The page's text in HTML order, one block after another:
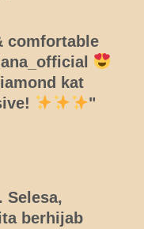
comfortable
kat
"
Selesa,
berhijab